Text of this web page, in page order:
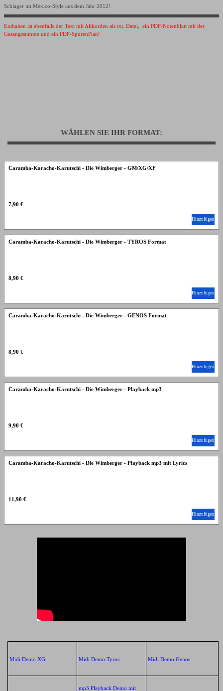
Schlager im Mexico-Style aus dem Jahr 2012!
Enthalten ist ebenfalls der Text mit Akkorden als txt. Datei, ein PDF-Notenblatt mit der
Gesangsstimme und ein PDF-SpurenPlan!
WÄHLEN SIE IHR FORMAT:
Caramba-Karacho-Karutschi - Die Wimberger - GM/XG/XF
7,90 €
Hinzufügen
Caramba-Karacho-Karutschi - Die Wimberger - TYROS Format
8,90 €
Hinzufügen
Caramba-Karacho-Karutschi - Die Wimberger - GENOS Format
8,90 €
Hinzufügen
Caramba-Karacho-Karutschi - Die Wimberger - Playback mp3
9,90 €
Hinzufügen
Caramba-Karacho-Karutschi - Die Wimberger - Playback mp3 mit Lyrics
11,90 €
Hinzufügen
Midi Demo XG Midi Demo Tyros Midi Demo Genos
mp3 Playback Demo mit